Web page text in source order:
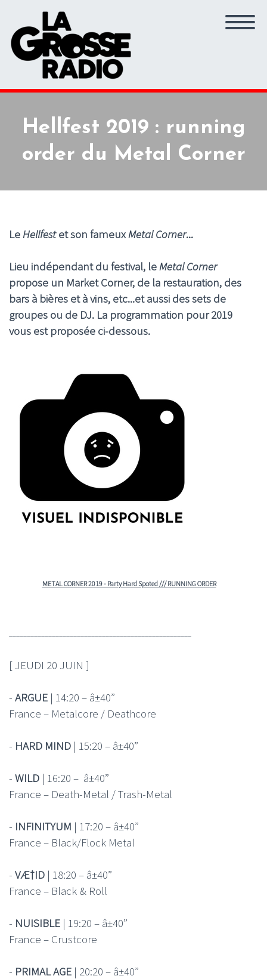
Hellfest 2019 : running
order du Metal Corner
LeHellfestet son fameuxMetal Corner...
Lieu indépendant du festival, leMetal Corner
propose un Market Corner, de la restauration, des
bars à bières et à vins, etc...et aussi des sets de
groupes ou de DJ. La programmation pour 2019
vous est proposée ci-dessous.
METAL CORNER 2019 - Party Hard Spoted /// RUNNING ORDER
[ JEUDI 20 JUIN ]
- ARGUE | 14:20 – â±40”
France – Metalcore / Deathcore
- HARD MIND | 15:20 – â±40”
- WILD | 16:20 – â±40”
France – Death-Metal / Trash-Metal
- INFINITYUM | 17:20 – â±40”
France – Black/Flock Metal
- VÆ†ID | 18:20 – â±40”
France – Black & Roll
- NUISIBLE | 19:20 – â±40”
France – Crustcore
- PRIMAL AGE | 20:20 – â±40”